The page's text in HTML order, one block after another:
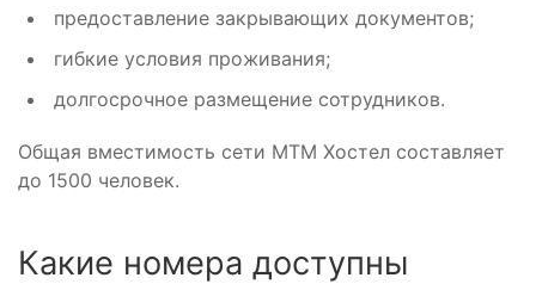
предоставление закрывающих документов;
гибкие условия проживания;
долгосрочное размещение сотрудников.
Общая вместимость сети МТМ Хостел составляет
до 1500 человек.
Какие номера доступны